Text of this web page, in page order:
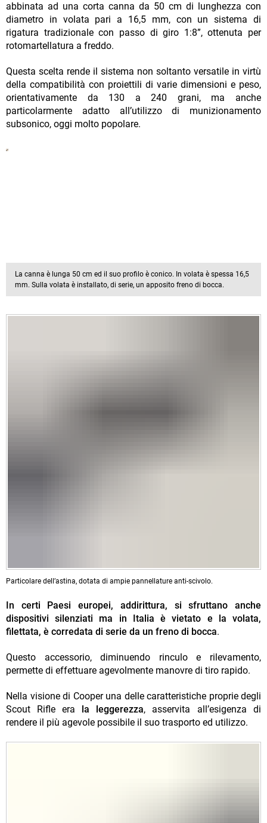
abbinata ad una corta canna da 50 cm di lunghezza con
diametro in volata pari a 16,5 mm, con un sistema di
rigatura tradizionale con passo di giro 1:8”, ottenuta per
rotomartellatura a freddo.
Questa scelta rende il sistema non soltanto versatile in virtù
della compatibilità con proiettili di varie dimensioni e peso,
orientativamente da 130 a 240 grani, ma anche
particolarmente adatto all’utilizzo di munizionamento
subsonico, oggi molto popolare.
La canna è lunga 50 cm ed il suo profilo è conico. In volata è spessa 16,5
mm. Sulla volata è installato, di serie, un apposito freno di bocca.
Particolare dell’astina, dotata di ampie pannellature anti-scivolo.
In certi Paesi europei, addirittura, si sfruttano anche
dispositivi silenziati ma in Italia è vietato e la volata,
filettata, è corredata di serie da un freno di bocca.
Questo accessorio, diminuendo rinculo e rilevamento,
permette di effettuare agevolmente manovre di tiro rapido.
Nella visione di Cooper una delle caratteristiche proprie degli
Scout Rifle era la leggerezza, asservita all’esigenza di
rendere il più agevole possibile il suo trasporto ed utilizzo.